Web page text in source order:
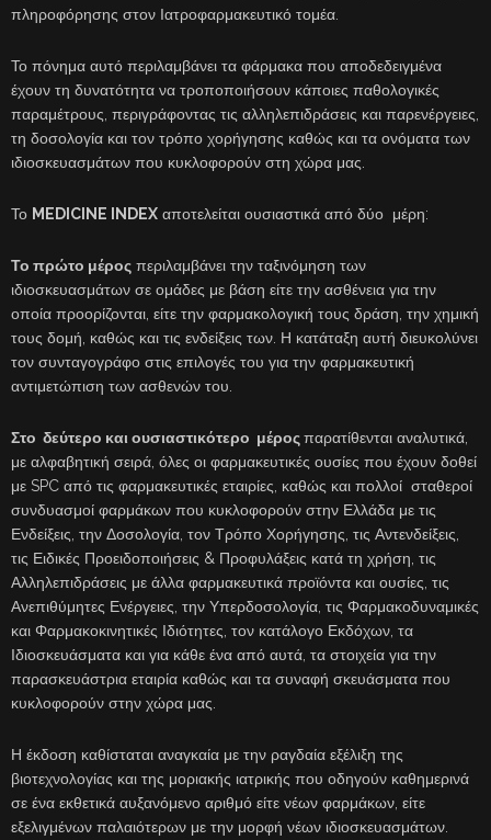
πληροφόρησης στον Ιατροφαρμακευτικό τομέα.
Το πόνημα αυτό περιλαμβάνει τα φάρμακα που αποδεδειγμένα
έχουν τη δυνατότητα να τροποποιήσουν κάποιες παθολογικές
παραμέτρους, περιγράφοντας τις αλληλεπιδράσεις και παρενέργειες,
τη δοσολογία και τον τρόπο χορήγησης καθώς και τα ονόματα των
ιδιοσκευασμάτων που κυκλοφορούν στη χώρα μας.
Το MEDICINE INDEX αποτελείται ουσιαστικά από δύο μέρη:
Το πρώτο μέρος περιλαμβάνει την ταξινόμηση των
ιδιοσκευασμάτων σε ομάδες με βάση είτε την ασθένεια για την
οποία προορίζονται, είτε την φαρμακολογική τους δράση, την χημική
τους δομή, καθώς και τις ενδείξεις των. Η κατάταξη αυτή διευκολύνει
τον συνταγογράφο στις επιλογές του για την φαρμακευτική
αντιμετώπιση των ασθενών του.
Στο δεύτερο και ουσιαστικότερο μέροςπαρατίθενται αναλυτικά,
με αλφαβητική σειρά, όλες οι φαρμακευτικές ουσίες που έχουν δοθεί
με SPC από τις φαρμακευτικές εταιρίες, καθώς και πολλοί σταθεροί
συνδυασμοί φαρμάκων που κυκλοφορούν στην Ελλάδα με τις
Ενδείξεις, την Δοσολογία, τον Τρόπο Χορήγησης, τις Αντενδείξεις,
τις Ειδικές Προειδοποιήσεις & Προφυλάξεις κατά τη χρήση, τις
Αλληλεπιδράσεις με άλλα φαρμακευτικά προϊόντα και ουσίες, τις
Ανεπιθύμητες Ενέργειες, την Υπερδοσολογία, τις Φαρμακοδυναμικές
και Φαρμακοκινητικές Ιδιότητες, τον κατάλογο Εκδόχων, τα
Ιδιοσκευάσματα και για κάθε ένα από αυτά, τα στοιχεία για την
παρασκευάστρια εταιρία καθώς και τα συναφή σκευάσματα που
κυκλοφορούν στην χώρα μας.
Η έκδοση καθίσταται αναγκαία με την ραγδαία εξέλιξη της
βιοτεχνολογίας και της μοριακής ιατρικής που οδηγούν καθημερινά
σε ένα εκθετικά αυξανόμενο αριθμό είτε νέων φαρμάκων, είτε
εξελιγμένων παλαιότερων με την μορφή νέων ιδιοσκευασμάτων.